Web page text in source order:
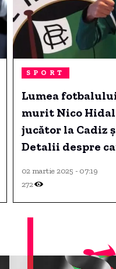
SPORT
Lumea
murit Nico
jucător la Cadiz
Detalii despre
02 martie 2025 - 07:19
272